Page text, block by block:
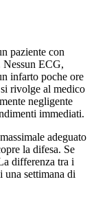
paziente con
Nessun ECG,
infarto poche ore
rivolge al medico
negligente
immediati.
adeguato
la difesa. Se
differenza tra i
una settimana di